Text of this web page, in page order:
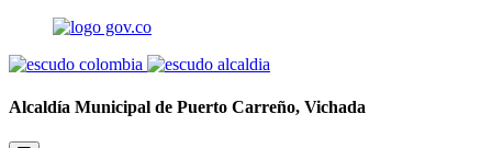
Alcaldía Municipal de Puerto Carreño, Vichada